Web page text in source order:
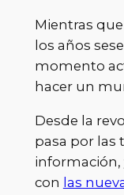
Mientras
los años
momento
hacer un
Desde la
pasa por las
información,
con las